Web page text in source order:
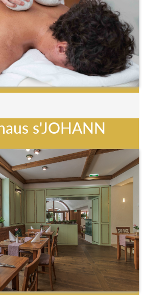
s'JOHANN